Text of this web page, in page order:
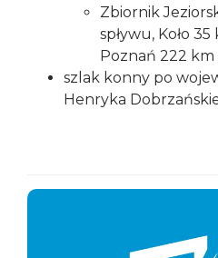
Zbiornik
spływu, Koło
Poznań 222 km
szlak konny po
Henryka